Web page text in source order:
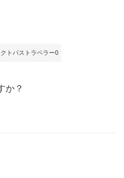
トパストラベラー0
か？